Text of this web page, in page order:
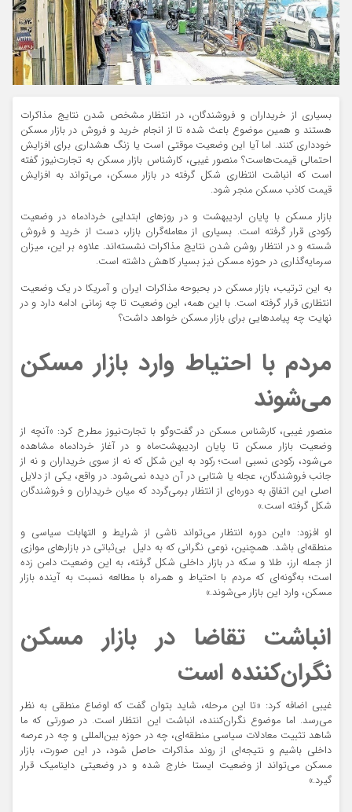
بسیاری از خریداران و فروشندگان،‌ در انتظار مشخص شدن نتایج مذاکرات
هستند و همین موضوع باعث شده تا از انجام خرید و فروش در بازار مسکن
خودداری کنند. اما آیا این وضعیت موقتی است یا زنگ هشداری برای افزایش
احتمالی قیمت‌هاست؟ منصور غیبی، کارشناس بازار مسکن به تجارت‌نیوز گفته
است که انباشت انتظاری شکل گرفته در بازار مسکن، می‌تواند به افزایش
قیمت کاذب مسکن منجر شود.
بازار مسکن با پایان اردیبهشت و در روزهای ابتدایی خردادماه در وضعیت
رکودی قرار گرفته است. بسیاری از معامله‌گران بازار، دست از خرید و فروش
شسته و در انتظار روشن شدن نتایج مذاکرات نشسته‌اند. علاوه بر این، میزان
سرمایه‌گذاری در حوزه مسکن نیز بسیار کاهش داشته است.
به این ترتیب، بازار مسکن در بحبوحه مذاکرات ایران و آمریکا در یک وضعیت
انتظاری قرار گرفته است. با این همه، این وضعیت تا چه زمانی ادامه دارد و در
نهایت چه پیامدهایی برای بازار مسکن خواهد داشت؟
مردم با احتیاط وارد بازار مسکن
می‌شوند
منصور غیبی، کارشناس مسکن در گفت‌وگو با تجارت‌نیوز مطرح کرد:‌ «آنچه از
وضعیت بازار مسکن تا پایان اردیبهشت‌ماه و در آغاز خردادماه مشاهده
می‌شود، رکودی نسبی است؛ رکود به این شکل که نه از سوی خریداران و نه از
جانب فروشندگان، عجله یا شتابی در آن دیده نمی‌شود. در واقع، یکی از دلایل
اصلی این اتفاق به دوره‌ای از انتظار برمی‌گردد که میان خریداران و فروشندگان
شکل گرفته است.»
او افزود: «این دوره‌ انتظار می‌تواند ناشی از شرایط و التهابات سیاسی و
منطقه‌ای باشد. همچنین، نوعی نگرانی که به دلیل بی‌ثباتی در بازارهای موازی
از جمله ارز، طلا و سکه در بازار داخلی شکل گرفته، به این وضعیت دامن زده
است؛ به‌گونه‌ای که مردم با احتیاط و همراه با مطالعه نسبت به آینده بازار
مسکن، وارد این بازار می‌شوند.»
انباشت تقاضا در بازار مسکن
نگران‌کننده است
غیبی اضافه کرد: «تا این مرحله، شاید بتوان گفت که اوضاع منطقی به نظر
می‌رسد. اما موضوع نگران‌کننده، انباشت این انتظار است. در صورتی که ما
شاهد تثبیت معادلات سیاسی منطقه‌ای، چه در حوزه بین‌المللی و چه در عرصه
داخلی باشیم و نتیجه‌ای از روند مذاکرات حاصل شود، در این صورت، بازار
مسکن می‌تواند از وضعیت ایستا خارج شده و در وضعیتی داینامیک قرار
گیرد.»